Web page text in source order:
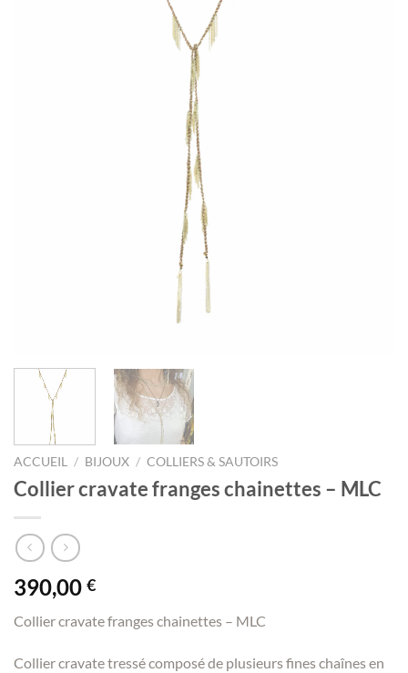
ACCUEIL / BIJOUX / COLLIERS & SAUTOIRS
Collier cravate franges chainettes – MLC
390,00 €
Collier cravate franges chainettes – MLC
Collier cravate tressé composé de plusieurs fines chaînes en